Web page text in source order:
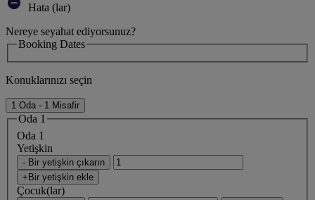
Hata (lar)
Nereye seyahat ediyorsunuz?
Booking Dates
Konuklarınızı seçin
1 Oda - 1 Misafir
Oda 1
Oda 1
Yetişkin
- Bir yetişkin çıkarın
+Bir yetişkin ekle
Çocuk(lar)